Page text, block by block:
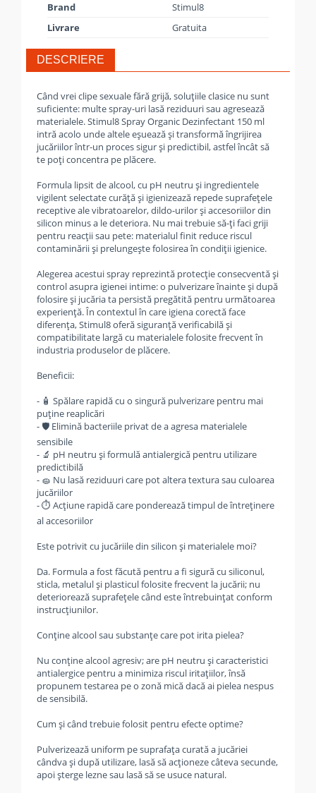
Brand
Stimul8
Livrare
Gratuita
DESCRIERE
Când vrei clipe sexuale fără grijă, soluțiile clasice nu sunt
suficiente: multe spray-uri lasă reziduuri sau agresează
materialele. Stimul8 Spray Organic Dezinfectant 150 ml
intră acolo unde altele eșuează și transformă îngrijirea
jucăriilor într-un proces sigur și predictibil, astfel încât să
te poți concentra pe plăcere.
Formula lipsit de alcool, cu pH neutru și ingredientele
vigilent selectate curăță și igienizează repede suprafețele
receptive ale vibratoarelor, dildo-urilor și accesoriilor din
silicon minus a le deteriora. Nu mai trebuie să-ți faci griji
pentru reacții sau pete: materialul finit reduce riscul
contaminării și prelungește folosirea în condiții igienice.
Alegerea acestui spray reprezintă protecție consecventă și
control asupra igienei intime: o pulverizare înainte și după
folosire și jucăria ta persistă pregătită pentru următoarea
experiență. În contextul în care igiena corectă face
diferența, Stimul8 oferă siguranță verificabilă și
compatibilitate largă cu materialele folosite frecvent în
industria produselor de plăcere.
Beneficii:
- 🧴 Spălare rapidă cu o singură pulverizare pentru mai
puține reaplicări
- 🛡️ Elimină bacteriile privat de a agresa materialele
sensibile
- 🔬 pH neutru și formulă antialergică pentru utilizare
predictibilă
- 🧽 Nu lasă reziduuri care pot altera textura sau culoarea
jucăriilor
- ⏱️ Acțiune rapidă care ponderează timpul de întreținere
al accesoriilor
Este potrivit cu jucăriile din silicon și materialele moi?
Da. Formula a fost făcută pentru a fi sigură cu siliconul,
sticla, metalul și plasticul folosite frecvent la jucării; nu
deteriorează suprafețele când este întrebuințat conform
instrucțiunilor.
Conține alcool sau substanțe care pot irita pielea?
Nu conține alcool agresiv; are pH neutru și caracteristici
antialergice pentru a minimiza riscul iritațiilor, însă
propunem testarea pe o zonă mică dacă ai pielea nespus
de sensibilă.
Cum și când trebuie folosit pentru efecte optime?
Pulverizează uniform pe suprafața curată a jucăriei
cândva și după utilizare, lasă să acționeze câteva secunde,
apoi șterge lezne sau lasă să se usuce natural.